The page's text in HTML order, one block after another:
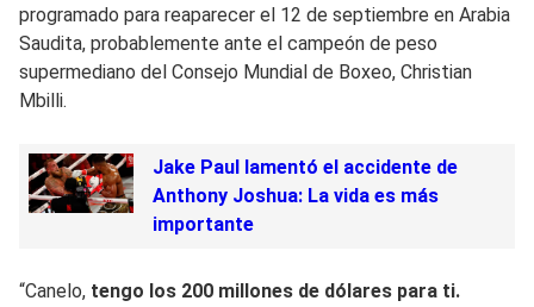
programado para reaparecer el 12 de septiembre en Arabia
Saudita, probablemente ante el campeón de peso
supermediano del Consejo Mundial de Boxeo, Christian
Mbilli.
Jake Paul lamentó el accidente de
Anthony Joshua: La vida es más
importante
“Canelo, tengo los 200 millones de dólares para ti.